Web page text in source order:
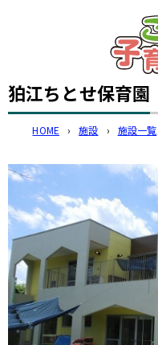
この
狛江ちとせ保育園
HOME › 施設 › 施設一覧